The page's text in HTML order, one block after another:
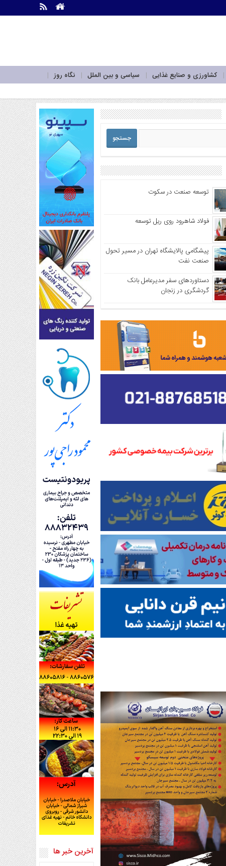
کشاورزی و صنایع غذایی سیاسی و بین الملل
نگاه روز
توسعه صنعت در سکوت
فولاد شاهرود روی ریل توسعه
پیشگامی پالایشگاه تهران در مسیر تحول
صنعت نفت
دستاوردهای سفر مدیرعامل بانک
گردشگری در زنجان
آخرین خبر ها